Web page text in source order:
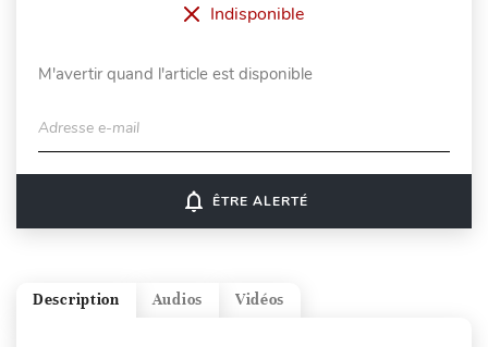
Indisponible
M'avertir quand l'article est disponible
Adresse e-mail
notifications_none ÊTRE ALERTÉ
Vidéos
Audios
Description